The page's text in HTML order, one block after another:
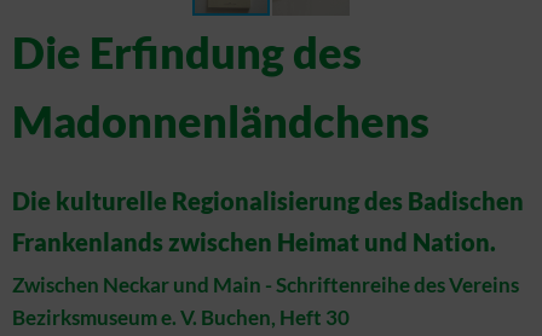
Die Erfindung des
Madonnenländchens
Die kulturelle Regionalisierung des Badischen
Frankenlands zwischen Heimat und Nation.
Zwischen Neckar und Main - Schriftenreihe des Vereins
Bezirksmuseum e. V. Buchen, Heft 30